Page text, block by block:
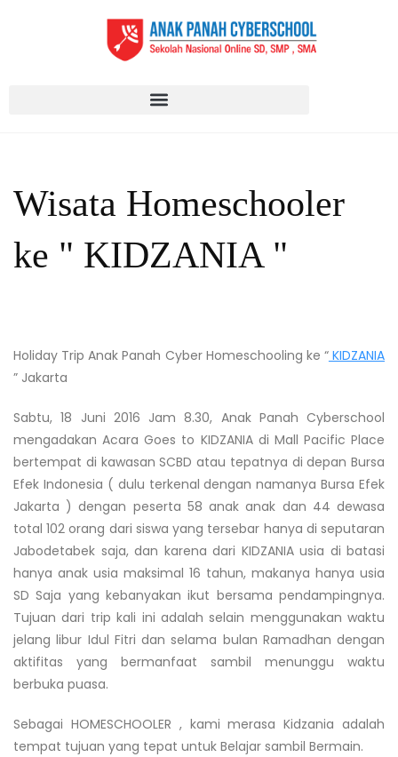
Wisata Homeschooler
ke " KIDZANIA "
Holiday Trip Anak Panah Cyber Homeschooling ke “KIDZANIA
” Jakarta
Sabtu, 18 Juni 2016 Jam 8.30, Anak Panah Cyberschool
mengadakan Acara Goes to KIDZANIA di Mall Pacific Place
bertempat di kawasan SCBD atau tepatnya di depan Bursa
Efek Indonesia ( dulu terkenal dengan namanya Bursa Efek
Jakarta ) dengan peserta 58 anak anak dan 44 dewasa
total 102 orang dari siswa yang tersebar hanya di seputaran
Jabodetabek saja, dan karena dari KIDZANIA usia di batasi
hanya anak usia maksimal 16 tahun, makanya hanya usia
SD Saja yang kebanyakan ikut bersama pendampingnya.
Tujuan dari trip kali ini adalah selain menggunakan waktu
jelang libur Idul Fitri dan selama bulan Ramadhan dengan
aktifitas yang bermanfaat sambil menunggu waktu
berbuka puasa.
Sebagai HOMESCHOOLER , kami merasa Kidzania adalah
tempat tujuan yang tepat untuk Belajar sambil Bermain.